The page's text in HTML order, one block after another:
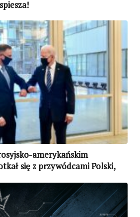
amerykańskim
się z przywódcami Polski,